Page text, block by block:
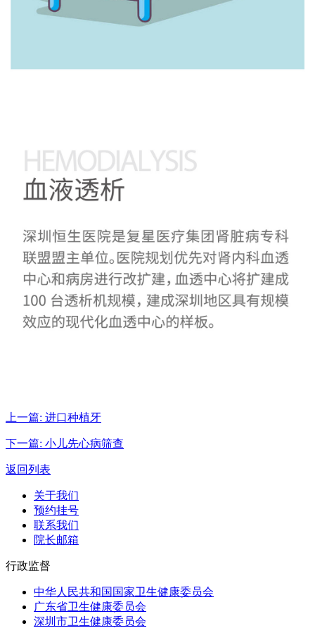
上一篇: 进口种植牙
下一篇: 小儿先心病筛查
返回列表
关于我们
预约挂号
联系我们
院长邮箱
行政监督
中华人民共和国国家卫生健康委员会
广东省卫生健康委员会
深圳市卫生健康委员会